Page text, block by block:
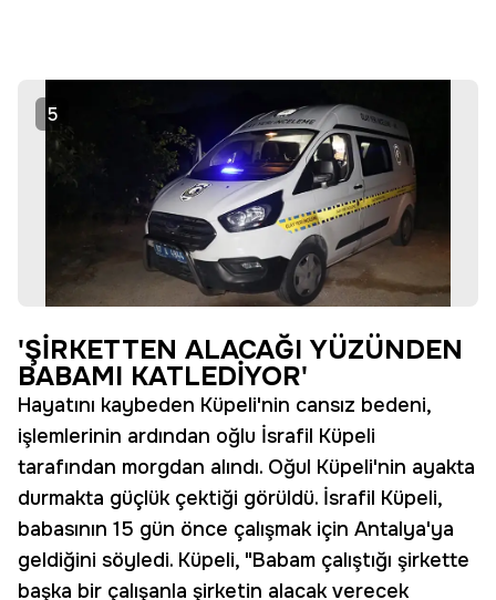
5
'ŞİRKETTEN ALACAĞI YÜZÜNDEN
BABAMI KATLEDİYOR'
Hayatını kaybeden Küpeli'nin cansız bedeni,
işlemlerinin ardından oğlu İsrafil Küpeli
tarafından morgdan alındı. Oğul Küpeli'nin ayakta
durmakta güçlük çektiği görüldü. İsrafil Küpeli,
babasının 15 gün önce çalışmak için Antalya'ya
geldiğini söyledi. Küpeli, "Babam çalıştığı şirkette
başka bir çalışanla şirketin alacak verecek